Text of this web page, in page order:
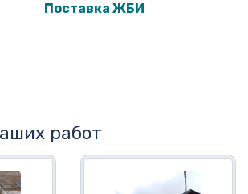
Поставка ЖБИ
работ